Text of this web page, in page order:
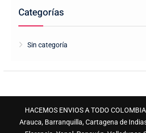
Categorías
Sin categoría
HACEMOS ENVIOS A TODO
Arauca, Barranquilla, Cartagena de